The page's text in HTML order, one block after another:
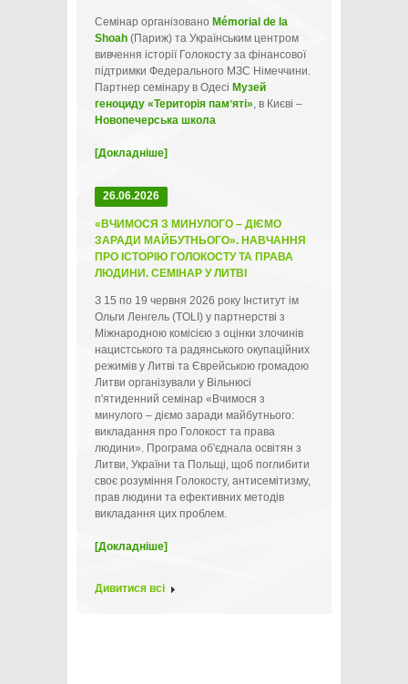
Семінар організовано Mémorial de la
Shoah (Париж) та Українським центром
вивчення історії Голокосту за фінансової
підтримки Федерального МЗС Німеччини.
Партнер семінару в Одесі Музей
геноциду «Територія памʼяті», в Києві –
Новопечерська школа
[Докладніше]
26.06.2026
«ВЧИМОСЯ З МИНУЛОГО – ДІЄМО
ЗАРАДИ МАЙБУТНЬОГО». НАВЧАННЯ
ПРО ІСТОРІЮ ГОЛОКОСТУ ТА ПРАВА
ЛЮДИНИ. СЕМІНАР У ЛИТВІ
З 15 по 19 червня 2026 року Інститут ім
Ольги Ленгель (TOLI) у партнерстві з
Міжнародною комісією з оцінки злочинів
нацистського та радянського окупаційних
режимів у Литві та Єврейською громадою
Литви організували у Вільнюсі
п'ятиденний семінар «Вчимося з
минулого – діємо заради майбутнього:
викладання про Голокост та права
людини». Програма об'єднала освітян з
Литви, України та Польщі, щоб поглибити
своє розуміння Голокосту, антисемітизму,
прав людини та ефективних методів
викладання цих проблем.
[Докладніше]
Дивитися всі